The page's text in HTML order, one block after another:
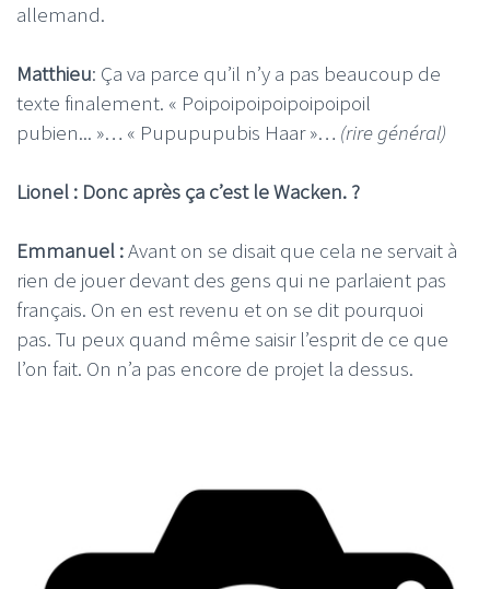
allemand.
Matthieu: Ça va parce qu’il n’y a pas beaucoup de
texte finalement. « Poipoipoipoipoipoipoil
pubien... »… « Pupupupubis Haar »… (rire général)
Lionel : Donc après ça c’est le Wacken. ?
Emmanuel :Avant on se disait que cela ne servait à
rien de jouer devant des gens qui ne parlaient pas
français. On en est revenu et on se dit pourquoi
pas. Tu peux quand même saisir l’esprit de ce que
l’on fait. On n’a pas encore de projet la dessus.